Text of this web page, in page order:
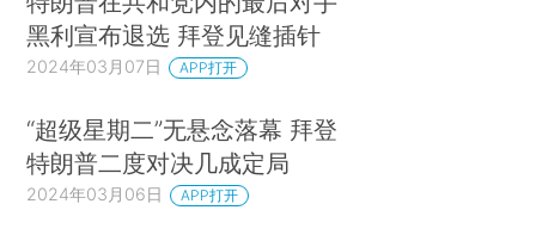
黑利宣布退选 拜登见缝插针
2024年03月07日 APP打开
“超级星期二”无悬念落幕 拜登
特朗普二度对决几成定局
2024年03月06日 APP打开